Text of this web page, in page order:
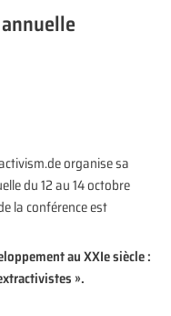
organise sa
du 12 au 14 octobre
la conférence est
au XXIe siècle :
».